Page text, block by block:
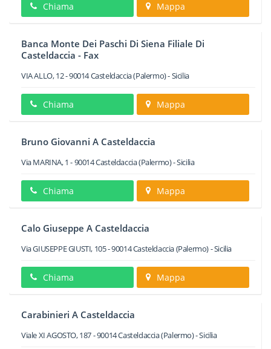
Chiama Mappa
Banca Monte Dei Paschi Di Siena Filiale Di
Casteldaccia - Fax
VIA ALLO, 12-90014Casteldaccia(Palermo) -Sicilia
Chiama Mappa
Bruno Giovanni A Casteldaccia
Via MARINA, 1 -90014Casteldaccia(Palermo) -Sicilia
Chiama Mappa
Calo Giuseppe A Casteldaccia
Via GIUSEPPE GIUSTI, 105-90014Casteldaccia(Palermo) -Sicilia
Chiama Mappa
Carabinieri A Casteldaccia
Viale XI AGOSTO, 187-90014Casteldaccia(Palermo) -Sicilia